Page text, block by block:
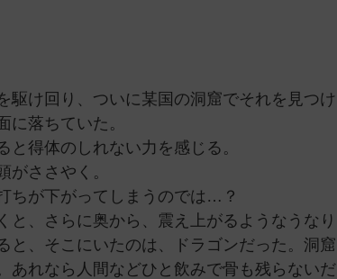
駆け回り、ついに某国の洞窟でそれを見つけ
落ちていた。
得体のしれない力を感じる。
ささやく。
ちが下がってしまうのでは…？
、さらに奥から、震え上がるようなうなり
と、そこにいたのは、ドラゴンだった。洞窟
あれなら人間などひと飲みで骨も残らないだ